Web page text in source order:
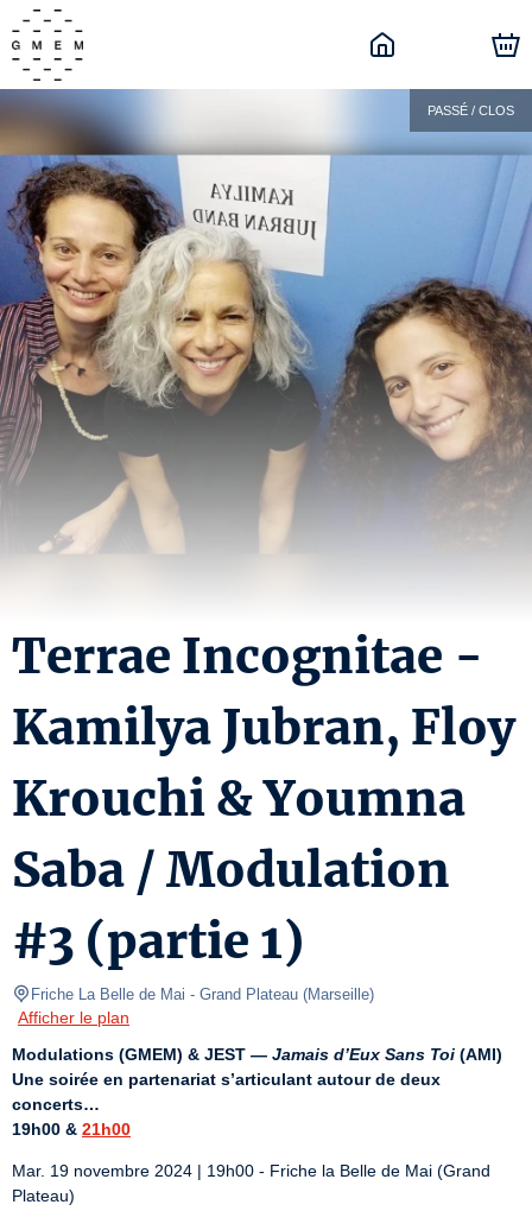
PASSÉ / CLOS
Terrae Incognitae -
Kamilya Jubran, Floy
Krouchi & Youmna
Saba / Modulation
#3 (partie 1)
Friche La Belle de Mai - Grand Plateau (Marseille)
Afficher le plan
Modulations (GMEM) & JEST — Jamais d’Eux Sans Toi (AMI)
Une soirée en partenariat s’articulant autour de deux
concerts…
19h00 & 21h00
Mar. 19 novembre 2024 | 19h00 - Friche la Belle de Mai (Grand